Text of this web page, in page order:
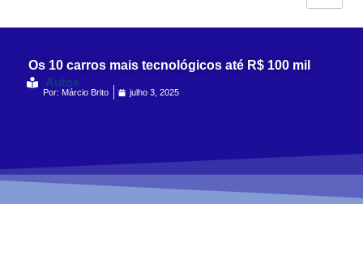
Os 10 carros mais tecnológicos até R$ 100 mil
Autos
Por: Márcio Brito julho 3, 2025